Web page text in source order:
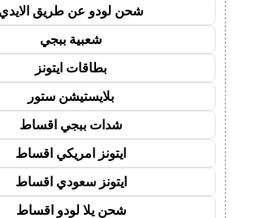
شحن لودو عن طريق الايدي
شعبية ببجي
بطاقات ايتونز
بلايستيشن ستور
شدات ببجي اقساط
ايتونز امريكي اقساط
ايتونز سعودي اقساط
شحن يلا لودو اقساط